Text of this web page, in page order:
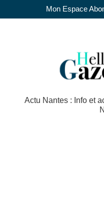
Mon Espace
Actu Nantes : Info et